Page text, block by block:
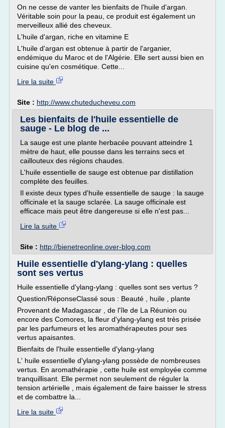
On ne cesse de vanter les bienfaits de l'huile d'argan.
Véritable soin pour la peau, ce produit est également un
merveilleux allié des cheveux.
L'huile d'argan, riche en vitamine E
L'huile d'argan est obtenue à partir de l'arganier,
endémique du Maroc et de l'Algérie. Elle sert aussi bien en
cuisine qu'en cosmétique. Cette...
Lire la suite
Site : http://www.chuteducheveu.com
Les bienfaits de l'huile essentielle de
sauge - Le blog de ...
La sauge est une plante herbacée pouvant atteindre 1
mètre de haut, elle pousse dans les terrains secs et
caillouteux des régions chaudes.
L'huile essentielle de sauge est obtenue par distillation
complète des feuilles.
Il existe deux types d'huile essentielle de sauge : la sauge
officinale et la sauge sclarée. La sauge officinale est
efficace mais peut être dangereuse si elle n'est pas...
Lire la suite
Site : http://bienetreonline.over-blog.com
Huile essentielle d'ylang-ylang : quelles
sont ses vertus
Huile essentielle d'ylang-ylang : quelles sont ses vertus ?
Question/RéponseClassé sous : Beauté , huile , plante
Provenant de Madagascar , de l'île de La Réunion ou
encore des Comores, la fleur d'ylang-ylang est très prisée
par les parfumeurs et les aromathérapeutes pour ses
vertus apaisantes.
Bienfaits de l'huile essentielle d'ylang-ylang
L' huile essentielle d'ylang-ylang possède de nombreuses
vertus. En aromathérapie , cette huile est employée comme
tranquillisant. Elle permet non seulement de réguler la
tension artérielle , mais également de faire baisser le stress
et de combattre la...
Lire la suite